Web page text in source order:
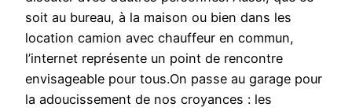
soit au bureau, à la maison ou bien dans les
location camion avec chauffeur en commun,
l’internet représente un point de rencontre
envisageable pour tous.On passe au garage pour
la adoucissement de nos croyances : les